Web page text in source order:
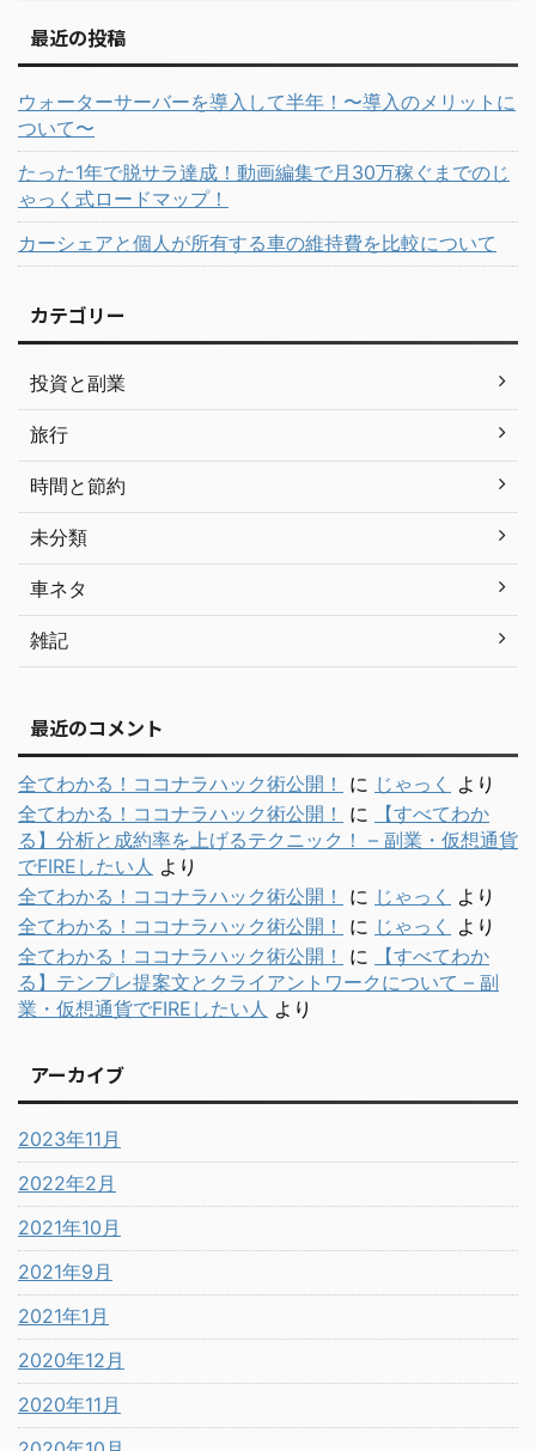
最近の投稿
ウォーターサーバーを導入して半年！〜導入のメリットに
ついて〜
たった1年で脱サラ達成！動画編集で月30万稼ぐまでのじ
ゃっく式ロードマップ！
カーシェアと個人が所有する車の維持費を比較について
カテゴリー
投資と副業
旅行
時間と節約
未分類
車ネタ
雑記
最近のコメント
全てわかる！ココナラハック術公開！ に じゃっく
より
全てわかる！ココナラハック術公開！
に
【すべてわか
る】分析と成約率を上げるテクニック！ – 副業・仮想通貨
でFIREしたい人 より
全てわかる！ココナラハック術公開！
に じゃっく
より
全てわかる！ココナラハック術公開！
に じゃっく
より
全てわかる！ココナラハック術公開！
に
【すべてわか
る】テンプレ提案文とクライアントワークについて – 副
業・仮想通貨でFIREしたい人 より
アーカイブ
2023年11月
2022年2月
2021年10月
2021年9月
2021年1月
2020年12月
2020年11月